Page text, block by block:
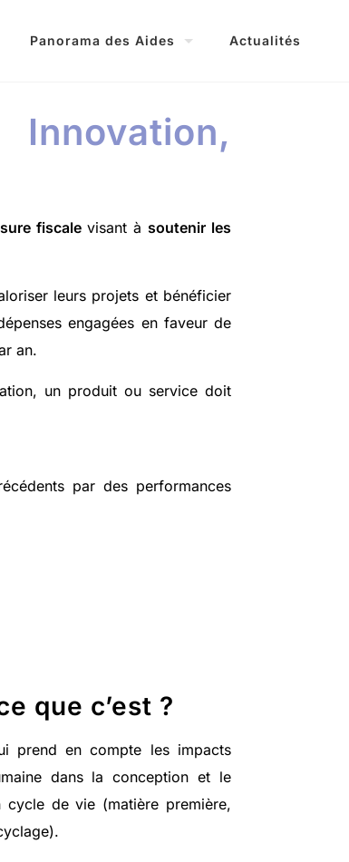
Panorama des Aides Actualités
fiscalevisant à soutenir les
leurs projets et bénéficier
engagées en faveur de
an.
un produit ou service doit
par des performances
que c’est ?
prend en compte les impacts
dans la conception et le
de vie (matière première,